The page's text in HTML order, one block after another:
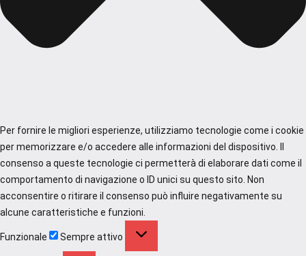
Per fornire le migliori esperienze, utilizziamo tecnologie come i cookie
per memorizzare e/o accedere alle informazioni del dispositivo. Il
consenso a queste tecnologie ci permetterà di elaborare dati come il
comportamento di navigazione o ID unici su questo sito. Non
acconsentire o ritirare il consenso può influire negativamente su
alcune caratteristiche e funzioni.
Funzionale Sempre attivo